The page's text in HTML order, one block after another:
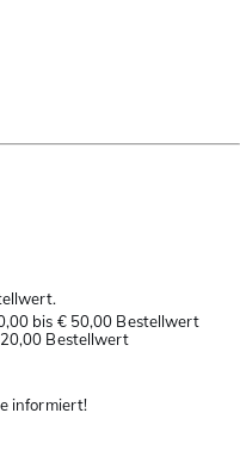
bis € 50,00 Bestellwert
Bestellwert
informiert!